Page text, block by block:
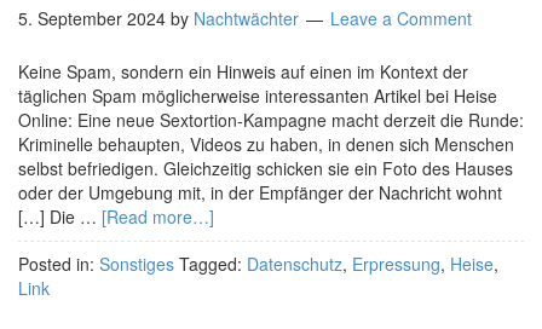
5. September 2024 by Nachtwächter Leave a Comment
Keine Spam, sondern ein Hinweis auf einen im Kontext der
täglichen Spam möglicherweise interessanten Artikel bei Heise
Online: Eine neue Sextortion-Kampagne macht derzeit die Runde:
Kriminelle behaupten, Videos zu haben, in denen sich Menschen
selbst befriedigen. Gleichzeitig schicken sie ein Foto des Hauses
oder der Umgebung mit, in der Empfänger der Nachricht wohnt
[…] Die … [Read more…]
Posted in: Sonstiges Tagged: Datenschutz, Erpressung, Heise,
Link